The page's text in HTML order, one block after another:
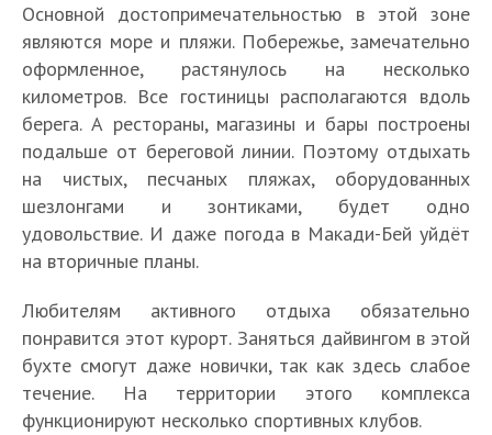
Основной достопримечательностью в этой зоне
являются море и пляжи. Побережье, замечательно
оформленное, растянулось на несколько
километров. Все гостиницы располагаются вдоль
берега. А рестораны, магазины и бары построены
подальше от береговой линии. Поэтому отдыхать
на чистых, песчаных пляжах, оборудованных
шезлонгами и зонтиками, будет одно
удовольствие. И даже погода в Макади-Бей уйдёт
на вторичные планы.
Любителям активного отдыха обязательно
понравится этот курорт. Заняться дайвингом в этой
бухте смогут даже новички, так как здесь слабое
течение. На территории этого комплекса
функционируют несколько спортивных клубов.